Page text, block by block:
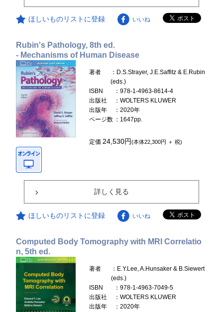
ほしいものリストに登録 いいね
Rubin's Pathology, 8th ed.
- Mechanisms of Human Disease
著者
：D.S.Strayer, J.E.Saffitz & E.Rubin
(eds.)
ISBN
：978-1-4963-8614-4
出版社
：WOLTERS KLUWER
出版年
：2020年
ページ数 ：1647pp.
定価24,530円(本体22,300円 ＋ 税)
詳しく見る
ほしいものリストに登録 いいね
Computed Body Tomography with MRI Correlatio
n, 5th ed.
著者
：E.Y.Lee, A.Hunsaker & B.Siewert
(eds.)
ISBN
：978-1-4963-7049-5
出版社
：WOLTERS KLUWER
出版年
：2020年